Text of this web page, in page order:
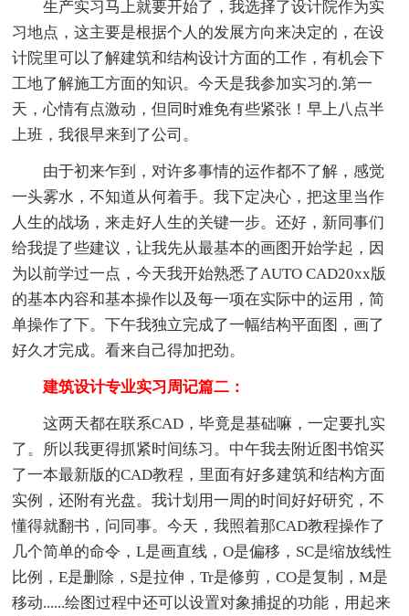
生产实习马上就要开始了，我选择了设计院作为实
习地点，这主要是根据个人的发展方向来决定的，在设
计院里可以了解建筑和结构设计方面的工作，有机会下
工地了解施工方面的知识。今天是我参加实习的.第一
天，心情有点激动，但同时难免有些紧张！早上八点半
上班，我很早来到了公司。
由于初来乍到，对许多事情的运作都不了解，感觉
一头雾水，不知道从何着手。我下定决心，把这里当作
人生的战场，来走好人生的关键一步。还好，新同事们
给我提了些建议，让我先从最基本的画图开始学起，因
为以前学过一点，今天我开始熟悉了AUTO CAD20xx版
的基本内容和基本操作以及每一项在实际中的运用，简
单操作了下。下午我独立完成了一幅结构平面图，画了
好久才完成。看来自己得加把劲。
建筑设计专业实习周记篇二：
这两天都在联系CAD，毕竟是基础嘛，一定要扎实
了。所以我更得抓紧时间练习。中午我去附近图书馆买
了一本最新版的CAD教程，里面有好多建筑和结构方面
实例，还附有光盘。我计划用一周的时间好好研究，不
懂得就翻书，问同事。今天，我照着那CAD教程操作了
几个简单的命令，L是画直线，O是偏移，SC是缩放线性
比例，E是删除，S是拉伸，Tr是修剪，CO是复制，M是
移动......绘图过程中还可以设置对象捕捉的功能，用起来